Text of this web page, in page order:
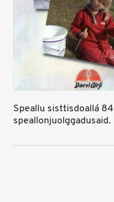
Speallu sisttisdoallá